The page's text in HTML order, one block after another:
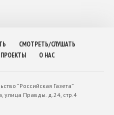
СМОТРЕТЬ/СЛУШАТЬ
О НАС
”Российская Газета”
улица Правды. д.24, стр.4